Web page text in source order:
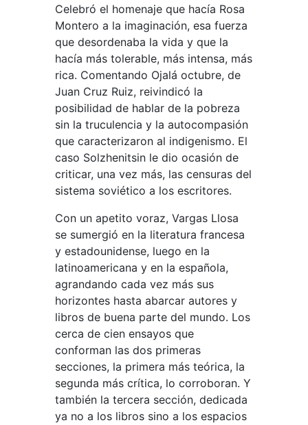
Celebró el homenaje que hacía Rosa
Montero a la imaginación, esa fuerza
que desordenaba la vida y que la
hacía más tolerable, más intensa, más
rica. Comentando Ojalá octubre, de
Juan Cruz Ruiz, reivindicó la
posibilidad de hablar de la pobreza
sin la truculencia y la autocompasión
que caracterizaron al indigenismo. El
caso Solzhenitsin le dio ocasión de
criticar, una vez más, las censuras del
sistema soviético a los escritores.
Con un apetito voraz, Vargas Llosa
se sumergió en la literatura francesa
y estadounidense, luego en la
latinoamericana y en la española,
agrandando cada vez más sus
horizontes hasta abarcar autores y
libros de buena parte del mundo. Los
cerca de cien ensayos que
conforman las dos primeras
secciones, la primera más teórica, la
segunda más crítica, lo corroboran. Y
también la tercera sección, dedicada
ya no a los libros sino a los espacios